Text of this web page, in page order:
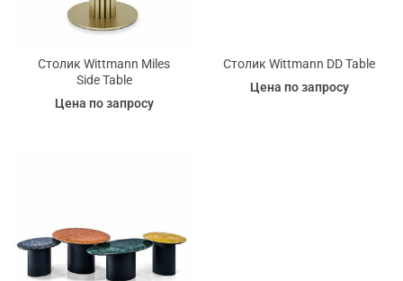
Столик Wittmann Miles
Side Table
Цена по запросу
Столик Wittmann DD Table
Цена по запросу